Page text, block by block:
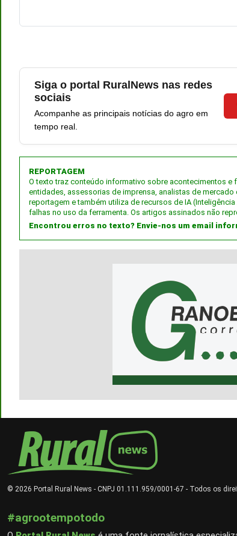
Siga o portal RuralNews nas redes
sociais
Acompanhe as principais notícias do agro em
tempo real.
REPORTAGEM
O texto traz conteúdo informativo sobre acontecimentos
entidades, assessorias de imprensa, analistas de
reportagem e também utiliza de recursos de IA
falhas no uso da ferramenta. Os artigos assinados não
Encontrou erros no texto? Envie-nos um email
© 2026 Portal Rural News - CNPJ 01.111.959/0001-67 - Todos os
#agrootempotodo